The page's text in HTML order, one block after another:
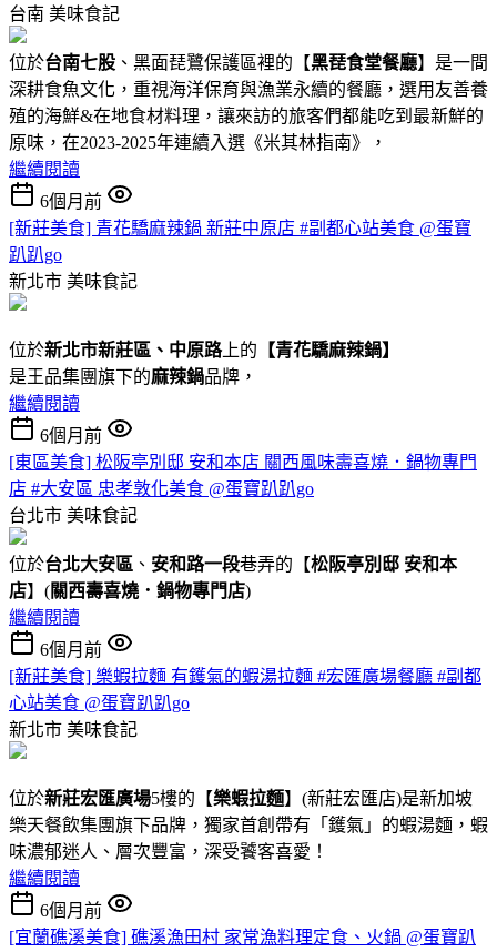
台南 美味食記
位於台南七股 、黑面琵鷺保護區裡的【黑琵食堂餐廳】是一間
深耕食魚文化，重視海洋保育與漁業永續的餐廳，選用友善養
殖的海鮮&在地食材料理，讓來訪的旅客們都能吃到最新鮮的
原味，在2023-2025年連續入選《米其林指南》，
繼續閱讀
6個月前
[新莊美食] 青花驕麻辣鍋 新莊中原店 #副都心站美食 @蛋寶
趴趴go
新北市 美味食記
位於新北市新莊區、中原路上的 【青花驕麻辣鍋】
是王品集團旗下的麻辣鍋品牌，
繼續閱讀
6個月前
[東區美食] 松阪亭別邸 安和本店 關西風味壽喜燒．鍋物專門
店 #大安區 忠孝敦化美食 @蛋寶趴趴go
台北市 美味食記
位於台北大安區 、 安和路一段巷弄的【松阪亭別邸 安和本
店】(關西壽喜燒．鍋物專門店)
繼續閱讀
6個月前
[新莊美食] 樂蝦拉麵 有鑊氣的蝦湯拉麵 #宏匯廣場餐廳 #副都
心站美食 @蛋寶趴趴go
新北市 美味食記
位於新莊宏匯廣場5樓的【樂蝦拉麵】(新莊宏匯店)是新加坡
樂天餐飲集團旗下品牌，獨家首創帶有「鑊氣」的蝦湯麵，蝦
味濃郁迷人、層次豐富，深受饕客喜愛！
繼續閱讀
6個月前
[宜蘭礁溪美食] 礁溪漁田村 家常漁料理定食、火鍋 @蛋寶趴